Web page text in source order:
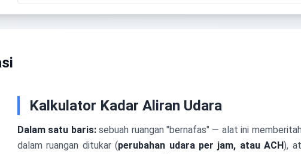
Kalkulator Kadar Aliran Udara
Dalam satu baris:sebuah ruangan "bernafas" — alat ini
dalam ruangan ditukar (perubahan udara per jam, atau ACH),